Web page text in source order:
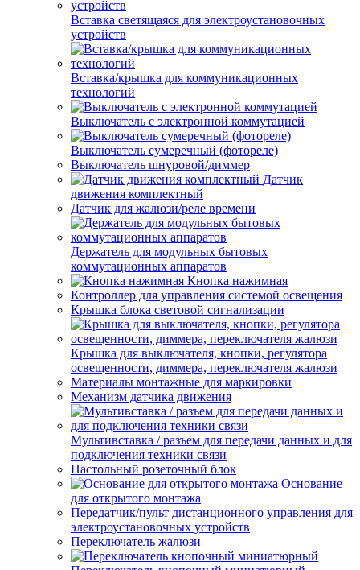
Вставка светящаяся для электроустановочных
устройств
Вставка/крышка для коммуникационных
технологий
Выключатель с электронной коммутацией
Выключатель сумеречный (фотореле)
Выключатель шнуровой/диммер
Датчик
движения комплектный
Датчик для жалюзи/реле времени
Держатель для модульных бытовых
коммутационных аппаратов
Кнопка нажимная
Контроллер для управления системой освещения
Крышка блока световой сигнализации
Крышка для выключателя, кнопки, регулятора
освещенности, диммера, переключателя жалюзи
Материалы монтажные для маркировки
Механизм датчика движения
Мультивставка / разъем для передачи данных и для
подключения техники связи
Настольный розеточный блок
Основание
для открытого монтажа
Передатчик/пульт дистанционного управления для
электроустановочных устройств
Переключатель жалюзи